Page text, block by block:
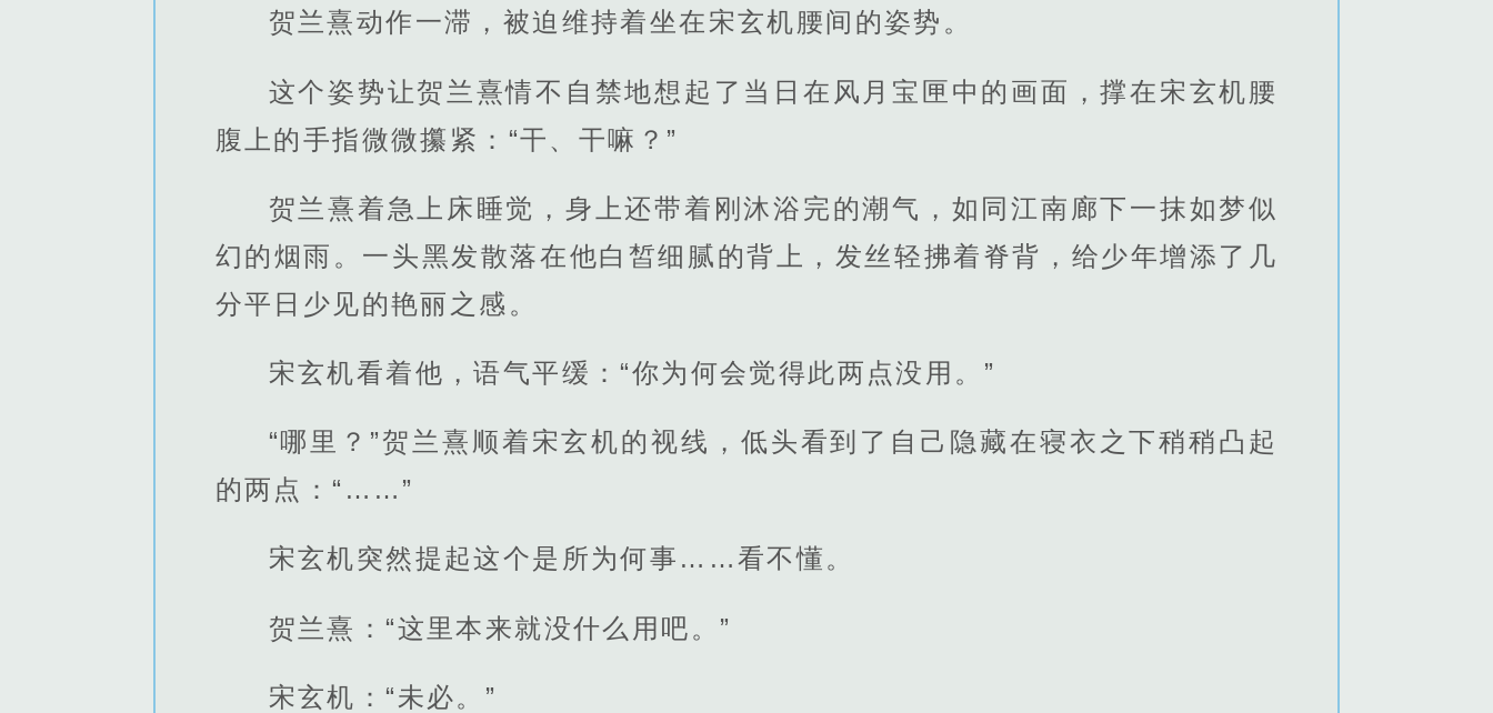
贺兰熹动作一滞，被迫维持着坐在宋玄机腰间的姿势。
这个姿势让贺兰熹情不自禁地想起了当日在风月宝匣中的画面，撑在宋玄机腰
腹上的手指微微攥紧：“干、干嘛？”
贺兰熹着急上床睡觉，身上还带着刚沐浴完的潮气，如同江南廊下一抹如梦似
幻的烟雨。一头黑发散落在他白皙细腻的背上，发丝轻拂着脊背，给少年增添了几
分平日少见的艳丽之感。
宋玄机看着他，语气平缓：“你为何会觉得此两点没用。”
“哪里？”贺兰熹顺着宋玄机的视线，低头看到了自己隐藏在寝衣之下稍稍凸起
的两点：“……”
宋玄机突然提起这个是所为何事……看不懂。
贺兰熹：“这里本来就没什么用吧。”
宋玄机：“未必。”